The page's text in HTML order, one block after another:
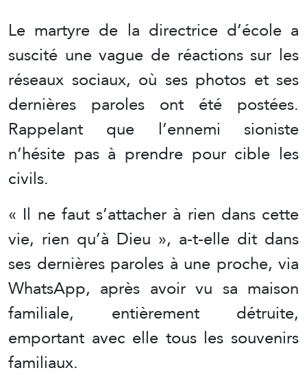
Le martyre de la directrice d’école a
suscité une vague de réactions sur les
réseaux sociaux, où ses photos et ses
dernières paroles ont été postées.
Rappelant que l’ennemi sioniste
n’hésite pas à prendre pour cible les
civils.
« Il ne faut s’attacher à rien dans cette
vie, rien qu’à Dieu », a-t-elle dit dans
ses dernières paroles à une proche, via
WhatsApp, après avoir vu sa maison
familiale, entièrement détruite,
emportant avec elle tous les souvenirs
familiaux.